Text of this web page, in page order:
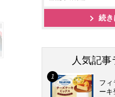
続き
人気記
フィ
ーキ